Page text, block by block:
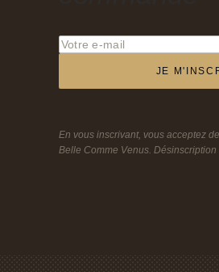
JE
En vous inscrivant, vous acceptez
Belle Comme Venus. Désinscription